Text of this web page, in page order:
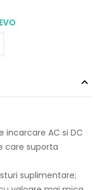
incarcare AC si DC
care suporta
suplimentare;